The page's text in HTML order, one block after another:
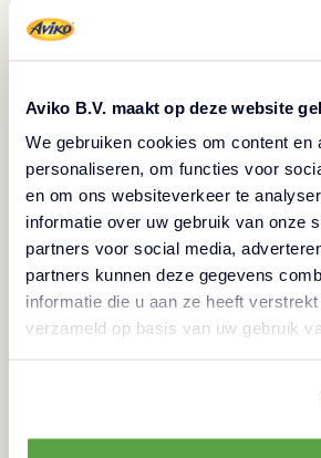
Aviko B.V. maakt op deze website
We gebruiken cookies om content en
personaliseren, om functies voor
en om ons websiteverkeer te
informatie over uw gebruik van onze
partners voor social media,
partners kunnen deze gegevens
informatie die u aan ze heeft
verzameld op basis van uw gebruik
wlatywania owadów).
Warto wygospodarować osobne
warzywa i owoce oraz jaja
owoców lub przygotowalnia
Jeśli ich nie masz, to możesz
czasową. W kuchni powinno
miejsce do przygotowania mięsa,
pakowania żywności.
Pomieszczenia muszą być dobrze
grawitacyjna (w toaletach
również na uwadze, aby nie